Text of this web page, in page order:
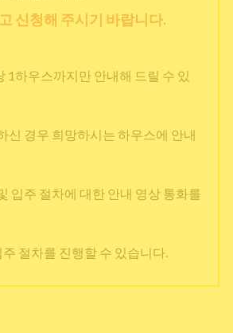
신청해 주시기 바랍니다.
1하우스까지만 안내해 드릴 수 있
신 경우 희망하시는 하우스에 안내
입주 절차에 대한 안내 영상 통화를
절차를 진행할 수 있습니다.